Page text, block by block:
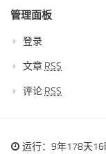
管理面板
登录
文章 RSS
评论 RSS
运行：9年178天